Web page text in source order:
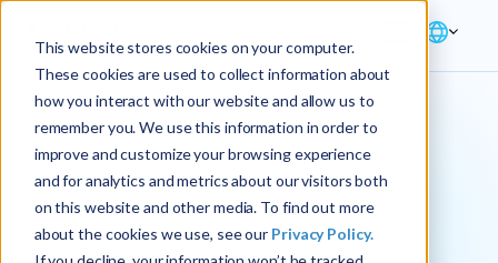
This website stores cookies on your computer.
These cookies are used to collect information about
how you interact with our website and allow us to
remember you. We use this information in order to
improve and customize your browsing experience
and for analytics and metrics about our visitors both
on this website and other media. To find out more
about the cookies we use, see our Privacy Policy.